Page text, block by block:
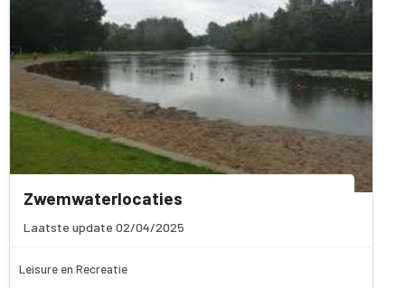
Zwemwaterlocaties
Laatste update 02/04/2025
Leisure en Recreatie